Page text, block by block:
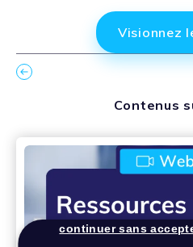
Visionnez
Contenus
continuer sans